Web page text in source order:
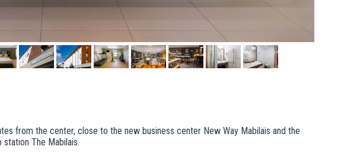
from the center, close to the new business center New Way Mabilais and the
The Mabilais.